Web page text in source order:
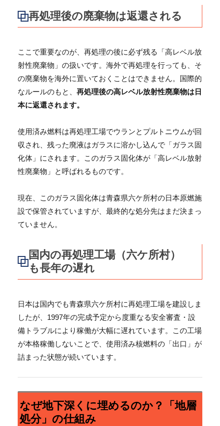
再処理後の廃棄物は返還される
ここで重要なのが、再処理の後に必ず残る「高レベル放
射性廃棄物」の扱いです。海外で再処理を行っても、そ
の廃棄物を海外に置いておくことはできません。国際的
なルールのもと、 再処理後の高レベル放射性廃棄物は日
本に返還されます。
使用済み燃料は再処理工場でウランとプルトニウムが回
収され、残った廃液はガラスに溶かし込んで「ガラス固
化体」にされます。このガラス固化体が「高レベル放射
性廃棄物」と呼ばれるものです。
現在、このガラス固化体は青森県六ケ所村の日本原燃施
設で保管されていますが、最終的な処分先はまだ決まっ
ていません。
国内の再処理工場（六ケ所村）
も長年の遅れ
日本は国内でも青森県六ケ所村に再処理工場を建設しま
したが、1997年の完成予定から度重なる安全審査・設
備トラブルにより稼働が大幅に遅れています。この工場
が本格稼働しないことで、使用済み核燃料の「出口」が
詰まった状態が続いています。
なぜ地下深くに埋めるのか？「地層
処分」の仕組み